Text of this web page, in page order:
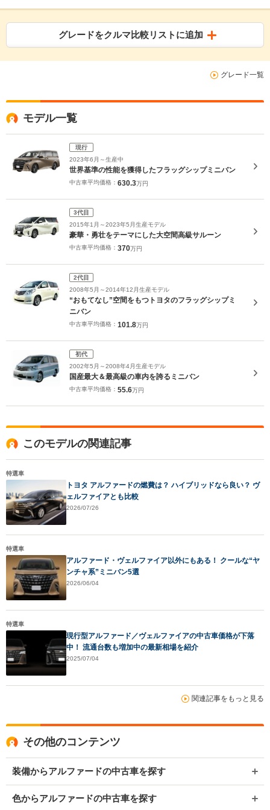
グレードをクルマ比較リストに追加
グレード一覧
モデル一覧
現行
2023年6月～生産中
世界基準の性能を獲得したフラッグシップミニバン
中古車平均価格： 630.3万円
3代目
2015年1月～2023年5月生産モデル
豪華・勇壮をテーマにした大空間高級サルーン
中古車平均価格： 370万円
2代目
2008年5月～2014年12月生産モデル
“おもてなし”空間をもつトヨタのフラッグシップミ
ニバン
中古車平均価格： 101.8万円
初代
2002年5月～2008年4月生産モデル
国産最大＆最高級の車内を誇るミニバン
中古車平均価格： 55.6万円
このモデルの関連記事
特選車
トヨタ アルファードの燃費は？ ハイブリッドなら良い？ ヴ
ェルファイアとも比較
2026/07/26
特選車
アルファード・ヴェルファイア以外にもある！ クールな“ヤ
ンチャ系”ミニバン5選
2026/06/04
特選車
現行型アルファード／ヴェルファイアの中古車価格が下落
中！ 流通台数も増加中の最新相場を紹介
2025/07/04
関連記事をもっと見る
その他のコンテンツ
装備からアルファードの中古車を探す
色からアルファードの中古車を探す